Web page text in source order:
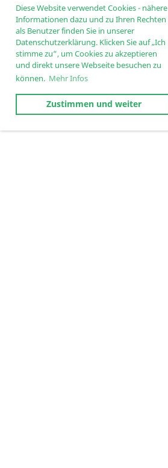
Diese Website verwendet Cookies - nähere
Informationen dazu und zu Ihren Rechten
als Benutzer finden Sie in unserer
Datenschutzerklärung. Klicken Sie auf „Ich
stimme zu“, um Cookies zu akzeptieren
und direkt unsere Webseite besuchen zu
können. Mehr Infos
Zustimmen und weiter